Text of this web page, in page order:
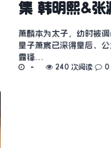
集 韩明熙&张
萧麟本为太子，幼时被
皇子萧宸已深得皇后、
露锋…
240 次阅读 0